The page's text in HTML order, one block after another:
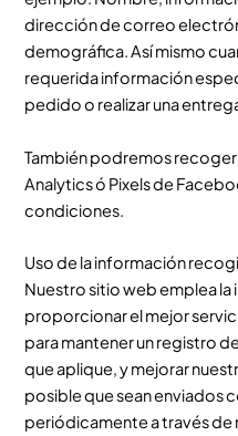
dirección de correo
demográfica. Así mismo
requerida información
pedido o realizar una
También podremos
Analytics ó Pixels de
condiciones.
Uso de la información
Nuestro sitio web emplea
proporcionar el mejor
para mantener un registro
que aplique, y mejorar
posible que sean enviados
periódicamente a través